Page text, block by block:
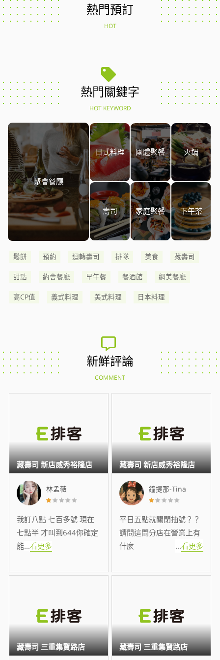
熱門預訂
HOT
熱門關鍵字
HOT KEYWORD
聚會餐廳
日式料理 團體聚餐 火鍋
壽司 家庭聚餐 下午茶
鬆餅 預約 迴轉壽司 排隊 美食 藏壽司
甜點 約會餐廳 早午餐 餐酒館 網美餐廳
高CP值 義式料理 美式料理 日本料理
新鮮評論
COMMENT
林孟薇
我訂八點 七百多號 現在
七點半 才叫到644你確定
能...看更多
藏壽司 新店威秀裕隆店
鐘提那-Tina
平日五點就關閉抽號？？
請問這間分店在營業上有
什麼
...看更多
藏壽司 新店威秀裕隆店
藏壽司 三重集賢路店 藏壽司 三重集賢路店